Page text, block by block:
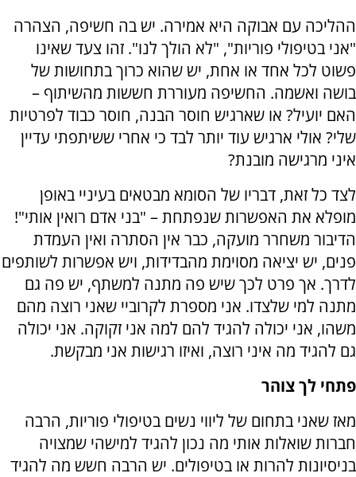
ההליכה עם אבוקה היא אמירה. יש בה חשיפה, הצהרה
"אני בטיפולי פוריות", "לא הולך לנו". זהו צעד שאינו
פשוט לכל אחד או אחת, יש שהוא כרוך בתחושות של
בושה ואשמה. החשיפה מעוררת חששות מהשיתוף –
האם יועיל? או שארגיש חוסר הבנה, חוסר כבוד לפרטיות
שלי? אולי ארגיש עוד יותר לבד כי אחרי ששיתפתי עדיין
איני מרגישה מובנת?
לצד כל זאת, דבריו של הסומא מבטאים בעיניי באופן
מופלא את האפשרות שנפתחת – "בני אדם רואין אותי"!
הדיבור משחרר מועקה, כבר אין הסתרה ואין העמדת
פנים, יש יציאה מסוימת מהבדידות, ויש אפשרות לשותפים
לדרך. אך פרט לכך שיש פה מתנה למשתף, יש פה גם
מתנה למי שלצדו. אני מספרת לקרוביי שאני רוצה מהם
משהו, אני יכולה להגיד להם למה אני זקוקה. אני יכולה
גם להגיד מה איני רוצה, ואיזו רגישות אני מבקשת.
פתחי לך צוהר
מאז שאני בתחום של ליווי נשים בטיפולי פוריות, הרבה
חברות שואלות אותי מה נכון להגיד למישהי שמצויה
בניסיונות להרות או בטיפולים. יש הרבה חשש מה להגיד